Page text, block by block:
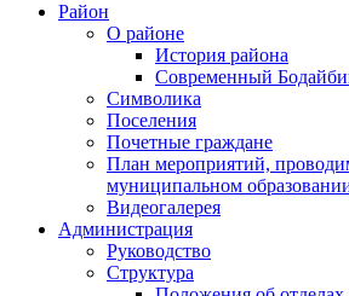
Район
О районе
История района
Современный
Символика
Поселения
Почетные граждане
План мероприятий,
муниципальном
Видеогалерея
Администрация
Руководство
Структура